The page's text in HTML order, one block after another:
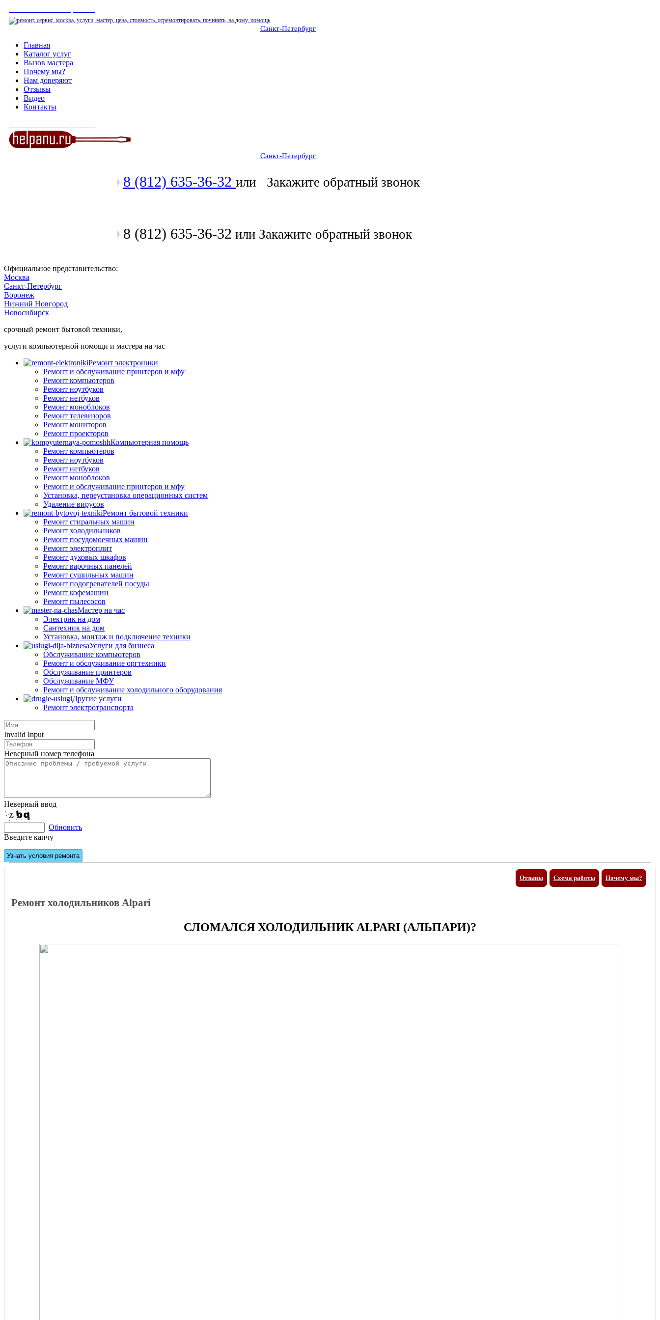
Санкт-Петербург
Главная
Каталог услуг
Вызов мастера
Почему мы?
Нам доверяют
Отзывы
Видео
Контакты
Санкт-Петербург
8 (812) 635-36-32 или Закажите обратный звонок
8 (812) 635-36-32 или Закажите обратный звонок
Официальное представительство:
Москва
Санкт-Петербург
Воронеж
Нижний Новгород
Новосибирск
срочный ремонт бытовой техники,
услуги компьютерной помощи и мастера на час
Ремонт электроники
Ремонт и обслуживание принтеров и мфу
Ремонт компьютеров
Ремонт ноутбуков
Ремонт нетбуков
Ремонт моноблоков
Ремонт телевизоров
Ремонт мониторов
Ремонт проекторов
Компьютерная помощь
Ремонт компьютеров
Ремонт ноутбуков
Ремонт нетбуков
Ремонт моноблоков
Ремонт и обслуживание принтеров и мфу
Установка, переустановка операционных систем
Удаление вирусов
Ремонт бытовой техники
Ремонт стиральных машин
Ремонт холодильников
Ремонт посудомоечных машин
Ремонт электроплит
Ремонт духовых шкафов
Ремонт варочных панелей
Ремонт сушильных машин
Ремонт подогревателей посуды
Ремонт кофемашин
Ремонт пылесосов
Мастер на час
Электрик на дом
Сантехник на дом
Установка, монтаж и подключение техники
Услуги для бизнеса
Обслуживание компьютеров
Ремонт и обслуживание оргтехники
Обслуживание принтеров
Обслуживание МФУ
Ремонт и обслуживание холодильного оборудования
Другие услуги
Ремонт электротранспорта
Invalid Input
Неверный номер телефона
Неверный ввод
Обновить
Введите капчу
Отзывы Почему мы?
Схема работы
Ремонт холодильников Alpari
СЛОМАЛСЯ ХОЛОДИЛЬНИК ALPARI (АЛЬПАРИ)?